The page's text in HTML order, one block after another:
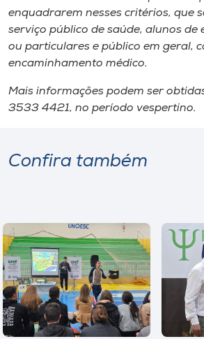
enquadrarem nesses critérios, que
serviço público de saúde, alunos de
ou particulares e público em geral,
encaminhamento médico.
Mais informações podem ser
3533 4421, no período vespertino.
Confira também